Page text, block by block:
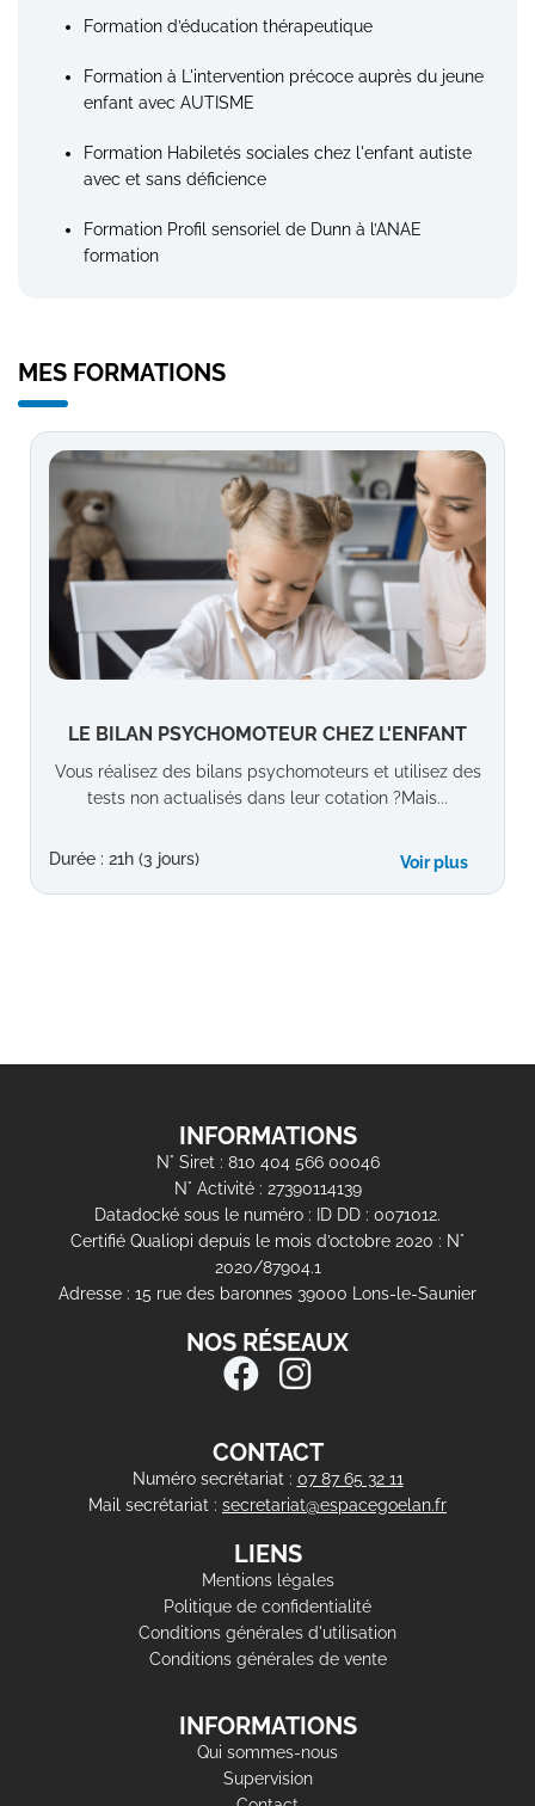
Formation d’éducation thérapeutique
Formation à L'intervention précoce auprès du jeune
enfant avec AUTISME
Formation Habiletés sociales chez l'enfant autiste
avec et sans déficience
Formation Profil sensoriel de Dunn à l’ANAE
formation
MES FORMATIONS
LE BILAN PSYCHOMOTEUR CHEZ L'ENFANT
Vous réalisez des bilans psychomoteurs et utilisez des
tests non actualisés dans leur cotation ?Mais...
Durée : 21h (3 jours) Voir plus
INFORMATIONS
N° Siret : 810 404 566 00046
N° Activité : 27390114139
Datadocké sous le numéro : ID DD : 0071012.
Certifié Qualiopi depuis le mois d’octobre 2020 : N°
2020/87904.1
Adresse : 15 rue des baronnes 39000 Lons-le-Saunier
NOS RÉSEAUX
CONTACT
Numéro secrétariat : 07 87 65 32 11
Mail secrétariat : secretariat@espacegoelan.fr
LIENS
Mentions légales
Politique de confidentialité
Conditions générales d'utilisation
Conditions générales de vente
INFORMATIONS
Qui sommes-nous
Supervision